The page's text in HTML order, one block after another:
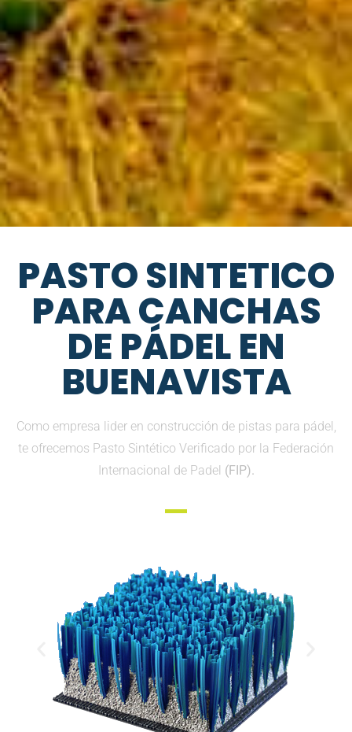
PASTO SINTETICO
PARA CANCHAS
DE PÁDEL EN
BUENAVISTA
Como empresa lider en construcción de pistas para pádel,
te ofrecemos Pasto Sintético Verificado por la Federación
Internacional de Padel (FIP).